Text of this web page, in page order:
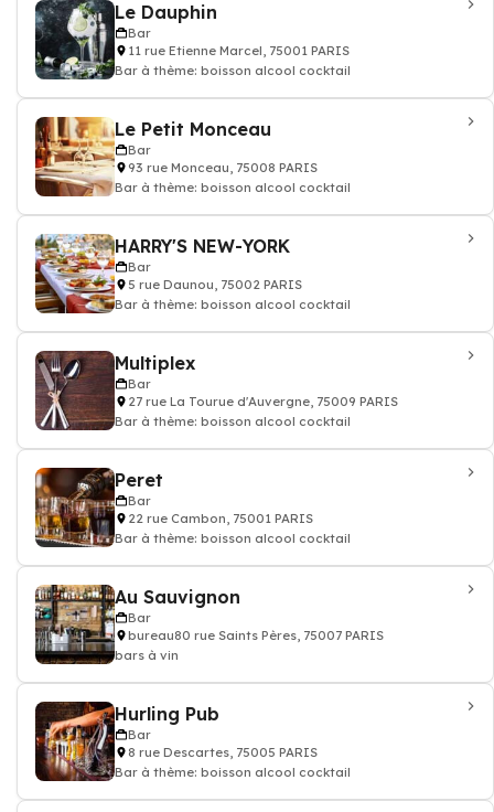
Le Dauphin
Bar
11 rue Etienne Marcel, 75001 PARIS
Bar à thème: boisson alcool cocktail
Le Petit Monceau
Bar
93 rue Monceau, 75008 PARIS
Bar à thème: boisson alcool cocktail
HARRY'S NEW-YORK
Bar
5 rue Daunou, 75002 PARIS
Bar à thème: boisson alcool cocktail
Multiplex
Bar
27 rue La Tourue d'Auvergne, 75009 PARIS
Bar à thème: boisson alcool cocktail
Peret
Bar
22 rue Cambon, 75001 PARIS
Bar à thème: boisson alcool cocktail
Au Sauvignon
Bar
bureau80 rue Saints Pères, 75007 PARIS
bars à vin
Hurling Pub
Bar
8 rue Descartes, 75005 PARIS
Bar à thème: boisson alcool cocktail